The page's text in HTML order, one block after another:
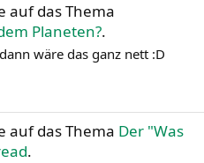
auf das Thema
Planeten?.
wäre das ganz nett :D
auf das Thema Der "Was
.